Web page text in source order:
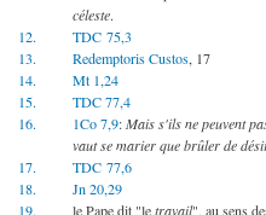
céleste.
12.
TDC 75,3
13.
Redemptoris Custos, 17
14.
Mt 1,24
15.
TDC 77,4
16.
1Co 7,9:Mais s'ils ne peuvent
vaut se marier que brûler de
17.
TDC 77,6
18.
Jn 20,29
19.
le Pape dit "letravail", au sens